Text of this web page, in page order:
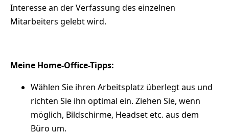
Interesse an der Verfassung des einzelnen
Mitarbeiters gelebt wird.
Meine Home-Office-Tipps:
Wählen Sie ihren Arbeitsplatz überlegt aus und
richten Sie ihn optimal ein. Ziehen Sie, wenn
möglich, Bildschirme, Headset etc. aus dem
Büro um.